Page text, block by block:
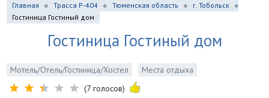
Главная Трасса Р-404 Тюменская область
г. Тобольск
Гостиница Гостиный дом
Гостиница Гостиный дом
Мотель/Отель/Гостиница/Хостел
Места отдыха
(7 голосов)